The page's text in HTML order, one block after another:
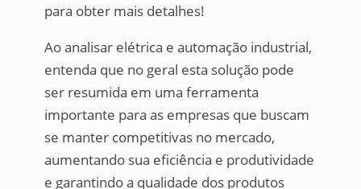
para obter mais detalhes!
Ao analisar elétrica e automação industrial,
entenda que no geral esta solução pode
ser resumida em uma ferramenta
importante para as empresas que buscam
se manter competitivas no mercado,
aumentando sua eficiência e produtividade
e garantindo a qualidade dos produtos